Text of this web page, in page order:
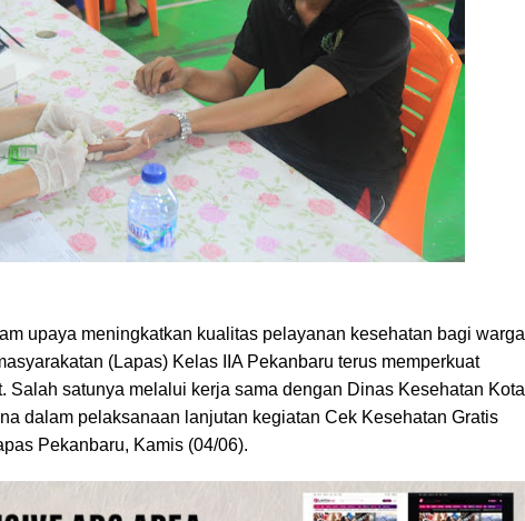
upaya meningkatkan kualitas pelayanan kesehatan bagi warga
(Lapas) Kelas IIA Pekanbaru terus memperkuat
Salah satunya melalui kerja sama dengan Dinas Kesehatan Kota
dalam pelaksanaan lanjutan kegiatan Cek Kesehatan Gratis
Pekanbaru, Kamis (04/06).